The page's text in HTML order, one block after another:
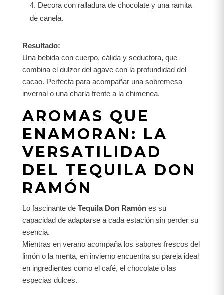
Decora con ralladura de chocolate y una ramita
de canela.
Resultado:
Una bebida con cuerpo, cálida y seductora, que
combina el dulzor del agave con la profundidad del
cacao. Perfecta para acompañar una sobremesa
invernal o una charla frente a la chimenea.
AROMAS QUE
ENAMORAN: LA
VERSATILIDAD
DEL TEQUILA DON
RAMÓN
Lo fascinante de Tequila Don Ramón es su
capacidad de adaptarse a cada estación sin perder su
esencia.
Mientras en verano acompaña los sabores frescos del
limón o la menta, en invierno encuentra su pareja ideal
en ingredientes como el café, el chocolate o las
especias dulces.